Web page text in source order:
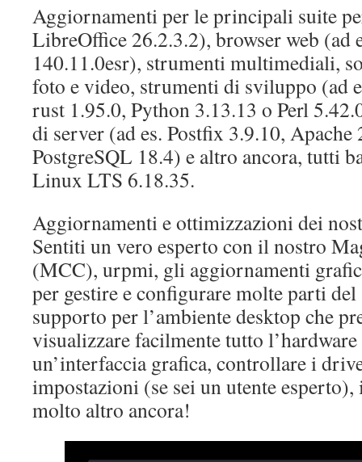
Aggiornamenti per le principali suite
LibreOffice 26.2.3.2), browser web (ad
140.11.0esr), strumenti multimediali,
foto e video, strumenti di sviluppo (ad
rust 1.95.0, Python 3.13.13 o Perl
di server (ad es. Postfix 3.9.10,
PostgreSQL 18.4) e altro ancora, tutti
Linux LTS 6.18.35.
Aggiornamenti e ottimizzazioni dei
Sentiti un vero esperto con il nostro
(MCC), urpmi, gli aggiornamenti
per gestire e configurare molte parti
supporto per l’ambiente desktop che
visualizzare facilmente tutto
un’interfaccia grafica, controllare i
impostazioni (se sei un utente
molto altro ancora!